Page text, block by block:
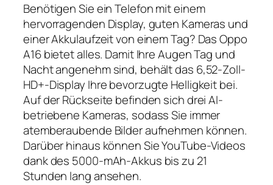
Benötigen Sie ein Telefon mit einem
hervorragenden Display, guten Kameras und
einer Akkulaufzeit von einem Tag? Das Oppo
A16 bietet alles. Damit Ihre Augen Tag und
Nacht angenehm sind, behält das 6,52-Zoll-
HD+-Display Ihre bevorzugte Helligkeit bei.
Auf der Rückseite befinden sich drei AI-
betriebene Kameras, sodass Sie immer
atemberaubende Bilder aufnehmen können.
Darüber hinaus können Sie YouTube-Videos
dank des 5000-mAh-Akkus bis zu 21
Stunden lang ansehen.